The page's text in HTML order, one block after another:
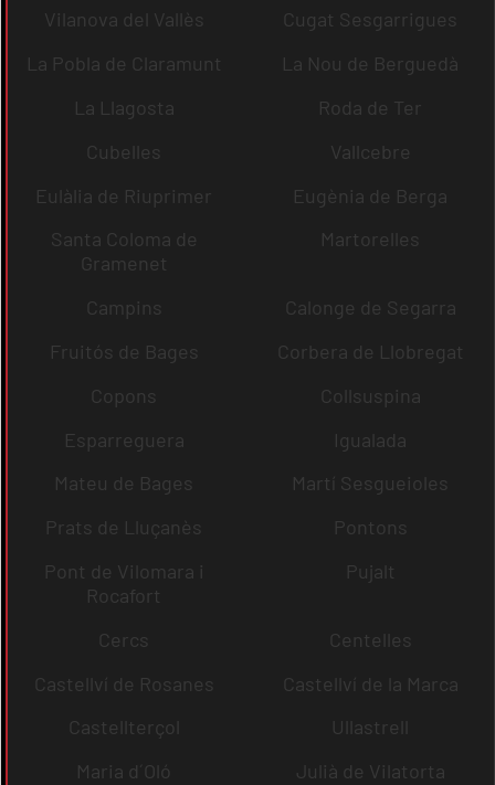
Vilanova del Vallès
Cugat Sesgarrigues
La Pobla de Claramunt
La Nou de Berguedà
La Llagosta
Roda de Ter
Cubelles
Vallcebre
Eulàlia de Riuprimer
Eugènia de Berga
Santa Coloma de
Gramenet
Martorelles
Campins
Calonge de Segarra
Fruitós de Bages
Corbera de Llobregat
Copons
Collsuspina
Esparreguera
Igualada
Mateu de Bages
Martí Sesgueioles
Prats de Lluçanès
Pontons
Pont de Vilomara i
Rocafort
Pujalt
Cercs
Centelles
Castellví de Rosanes
Castellví de la Marca
Castellterçol
Ullastrell
Maria d´Oló
Julià de Vilatorta